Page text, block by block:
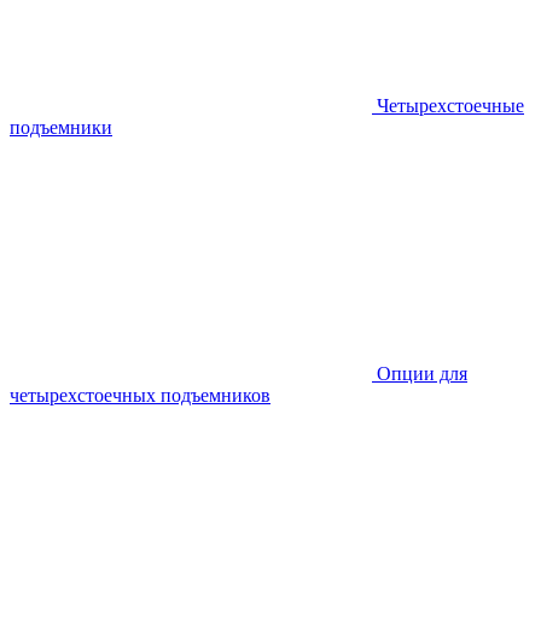
Четырехстоечные
подъемники
Опции для
четырехстоечных подъемников